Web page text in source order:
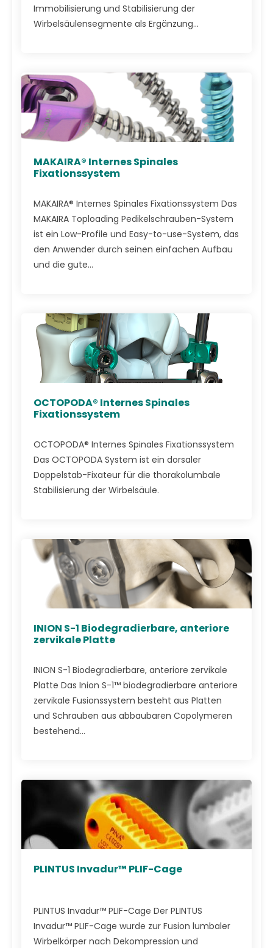
Immobilisierung und Stabilisierung der
Wirbelsäulensegmente als Ergänzung...
MAKAIRA® Internes Spinales
Fixationssystem
MAKAIRA® Internes Spinales Fixationssystem Das
MAKAIRA Toploading Pedikelschrauben-System
ist ein Low-Profile und Easy-to-use-System, das
den Anwender durch seinen einfachen Aufbau
und die gute...
OCTOPODA® Internes Spinales
Fixationssystem
OCTOPODA® Internes Spinales Fixationssystem
Das OCTOPODA System ist ein dorsaler
Doppelstab-Fixateur für die thorakolumbale
Stabilisierung der Wirbelsäule.
INION S-1 Biodegradierbare, anteriore
zervikale Platte
INION S-1 Biodegradierbare, anteriore zervikale
Platte Das Inion S-1™ biodegradierbare anteriore
zervikale Fusionssystem besteht aus Platten
und Schrauben aus abbaubaren Copolymeren
bestehend...
PLINTUS Invadur™ PLIF-Cage
PLINTUS Invadur™ PLIF-Cage Der PLINTUS
Invadur™ PLIF-Cage wurde zur Fusion lumbaler
Wirbelkörper nach Dekompression und